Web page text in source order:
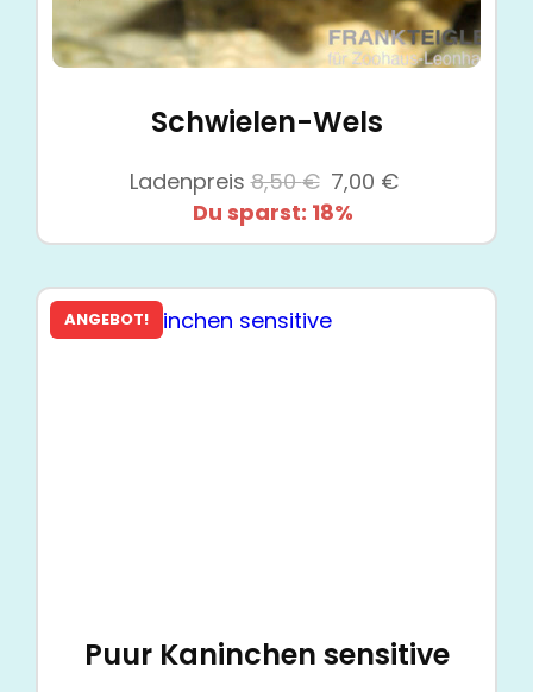
Schwielen-Wels
Ladenpreis 8,50€ Ursprünglicher
Preis
war:
7,00 €
ist:
Du sparst: 18%
ANGEBOT!
Puur Kaninchen sensitive